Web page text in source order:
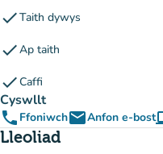
checkTaith dywys
checkAp taith
checkCaffi
Cyswllt
phone FfoniwchemailAnfon e-bost
Lleoliad